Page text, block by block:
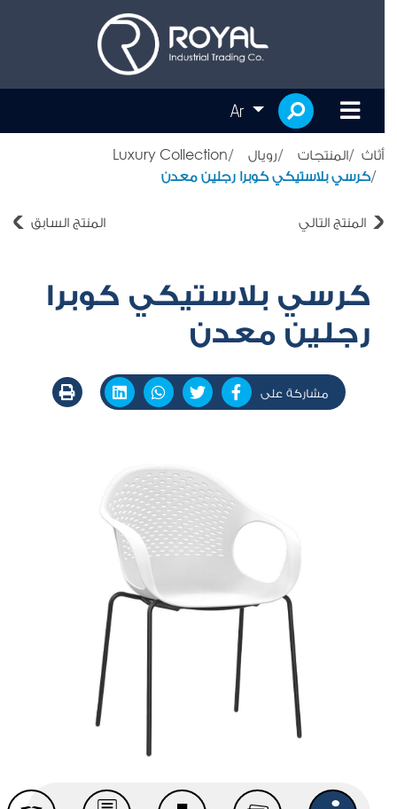
Ar
أثاث المنتجات رويال Luxury Collection
كرسي بلاستيكي كوبرا رجلين معدن
المنتج السابق المنتج التالي
كرسي بلاستيكي كوبرا
رجلين معدن
مشاركة على